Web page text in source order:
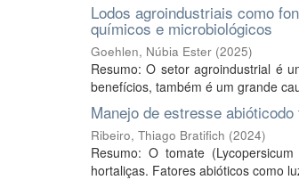
Lodos agroindustriais como
químicos e microbiológicos
Goehlen, Núbia Ester (2025)
Resumo: O setor agroindustrial é
benefícios, também é um grande
Manejo de estresse
Ribeiro, Thiago Bratifich (2024)
Resumo: O tomate
hortaliças. Fatores abióticos como